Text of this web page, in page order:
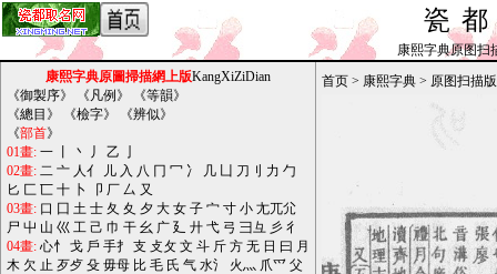
瓷
康熙字典原图扫
康熙字典原圖掃描網上版KangXiZiDian
《御製序》 《凡例 》 《等韻》
《總目 》 《檢字》 《辨似》
《部首》
01畫: 一 丶 丿 乙
02畫: 二 亠 人亻 儿 入 八 冂 冖 冫 几 凵 刀刂 力 勹
匕 匚 匸 十 卜 卩 厂 厶 又
03畫: 口 囗 土 士 夂 夊 夕 大 女 子 宀 寸 小 尢兀尣
尸 屮 山 巛 工 己 巾 干 幺 广 廴 廾 弋 弓 彐彑 彡 彳
04畫: 心忄 戈 戶 手扌 支 攴攵 文 斗 斤 方 无 日 曰 月
木 欠 止 歹歺 殳 毋母 比 毛 氏 气 水氵 火灬 爪爫 父
首页 > 康熙字典 > 原图扫描版